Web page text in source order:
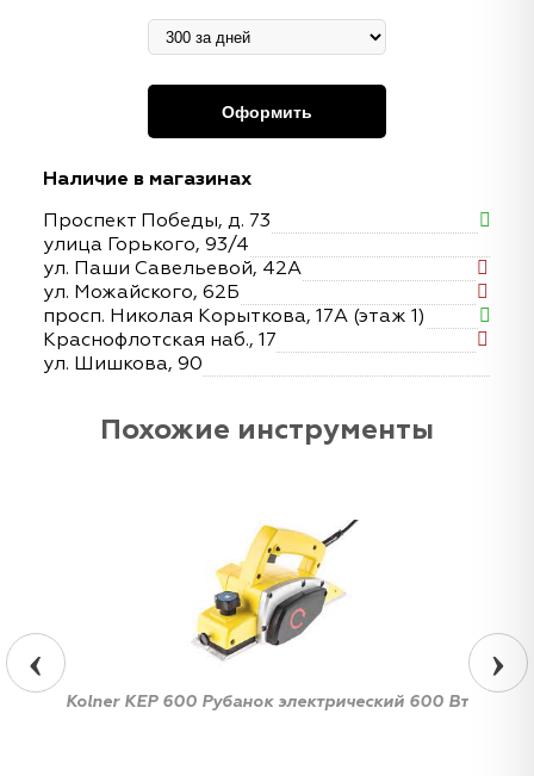
Оформить
Наличие в магазинах
Проспект Победы, д. 73
улица Горького, 93/4
ул. Паши Савельевой, 42А
ул. Можайского, 62Б
просп. Николая Корыткова, 17А (этаж 1)
Краснофлотская наб., 17
ул. Шишкова, 90
Похожие инструменты
Kolner KEP 600 Рубанок электрический 600 Вт